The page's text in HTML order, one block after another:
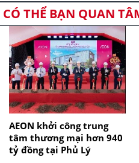
CÓ THỂ BẠN QUAN
AEON khởi công trung
tâm thương mại hơn 940
tỷ đồng tại Phủ Lý